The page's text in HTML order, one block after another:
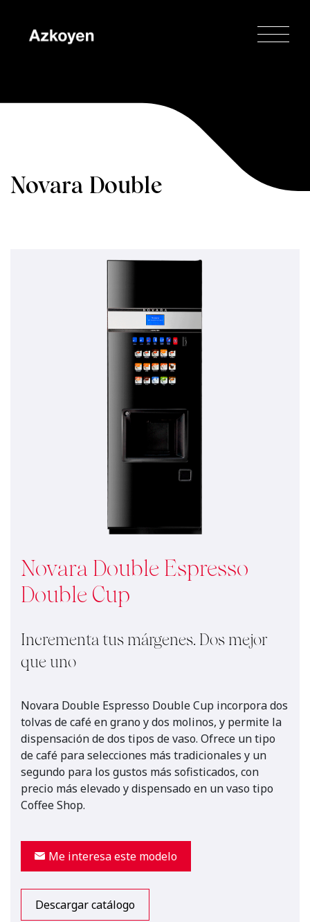
Novara Double
Novara Double Espresso
Double Cup
Incrementa tus márgenes. Dos mejor
que uno
Novara Double Espresso Double Cup incorpora dos
tolvas de café en grano y dos molinos, y permite la
dispensación de dos tipos de vaso. Ofrece un tipo
de café para selecciones más tradicionales y un
segundo para los gustos más sofisticados, con
precio más elevado y dispensado en un vaso tipo
Coffee Shop.
Me interesa este modelo
Descargar catálogo